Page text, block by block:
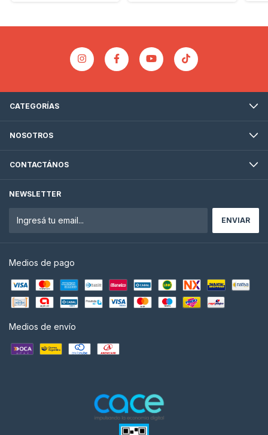
CATEGORÍAS
NOSOTROS
CONTACTÁNOS
NEWSLETTER
Medios de pago
Medios de envío